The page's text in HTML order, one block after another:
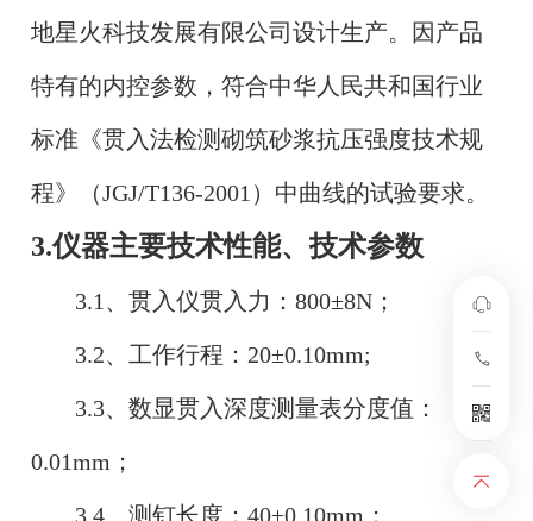
地星火科技发展有限公司设计生产。因产品
特有的内控参数，符合中华人民共和国行业
标准《贯入法检测砌筑砂浆抗压强度技术规
程》（JGJ/T136-2001）中曲线的试验要求。
3.仪器主要技术性能、技术参数
3.1、贯入仪贯入力：800±8N；
3.2、工作行程：20±0.10mm;
3.3、数显贯入深度测量表分度值：
0.01mm；
3.4、测钉长度：40±0.10mm；